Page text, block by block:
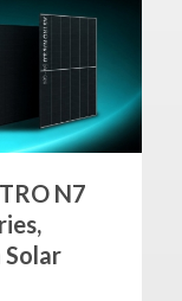
N7
Solar